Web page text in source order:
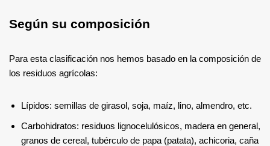
Según su composición
Para esta clasificación nos hemos basado en la composición de
los residuos agrícolas:
Lípidos: semillas de girasol, soja, maíz, lino, almendro, etc.
Carbohidratos: residuos lignocelulósicos, madera en general,
granos de cereal, tubérculo de papa (patata), achicoria, caña